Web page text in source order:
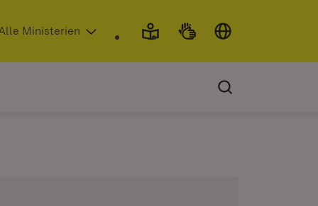
neuem Fenster)
Ministerien